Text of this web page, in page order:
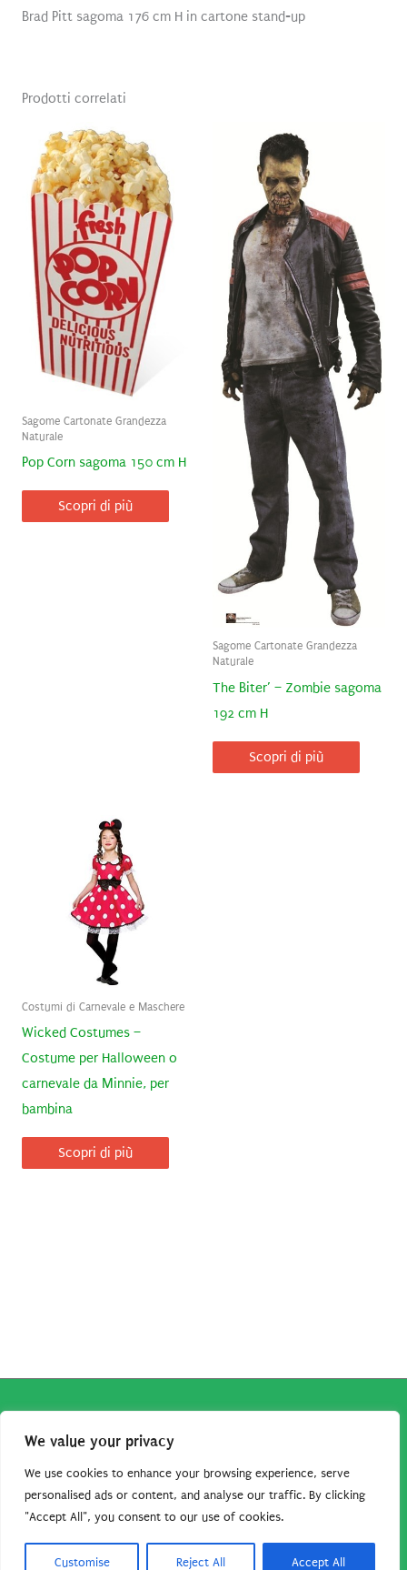
We value your privacy
We use cookies to enhance your browsing experience, serve
personalised ads or content, and analyse our traffic. By clicking
"Accept All", you consent to our use of cookies.
Customise Reject All Accept All
Brad Pitt sagoma 176 cm H in cartone stand-up
Prodotti correlati
Sagome Cartonate Grandezza
Naturale
Pop Corn sagoma 150 cm H
Scopri di più
Sagome Cartonate Grandezza
Naturale
The Biter’ – Zombie sagoma
192 cm H
Scopri di più
Costumi di Carnevale e Maschere
Wicked Costumes –
Costume per Halloween o
carnevale da Minnie, per
bambina
Scopri di più
associato Amazon percepisce dei ricavi da acquisti idonei.
Tutti i guadagni sono direttamente reinvestiti in questo sito
per continuare a condividere tutorial e risorse per gli amanti
dei cartoon. Grazie per il vostro sostegno!
Barbara Basso - P. Iva 09792641004